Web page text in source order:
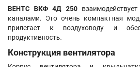
ВЕНТС ВКФ 4Д 250
каналами. Это очень компактная
прилегает к воздуховоду и
продуктивность.
Конструкция вентилятора